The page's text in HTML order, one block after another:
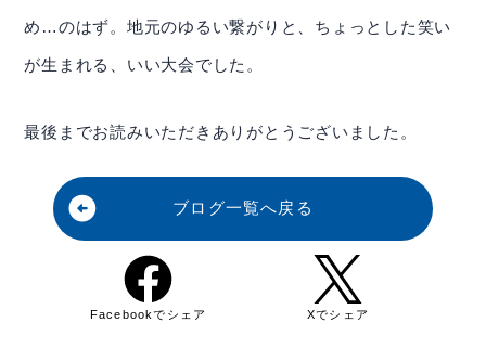
資源の一生に、夢と責任。
め…のはず。地元のゆるい繋がりと、ちょっとした笑い
が生まれる、いい大会でした。
最後までお読みいただきありがとうございました。
arrow_circle_left ブログ一覧へ戻る
Facebookでシェア Xでシェア